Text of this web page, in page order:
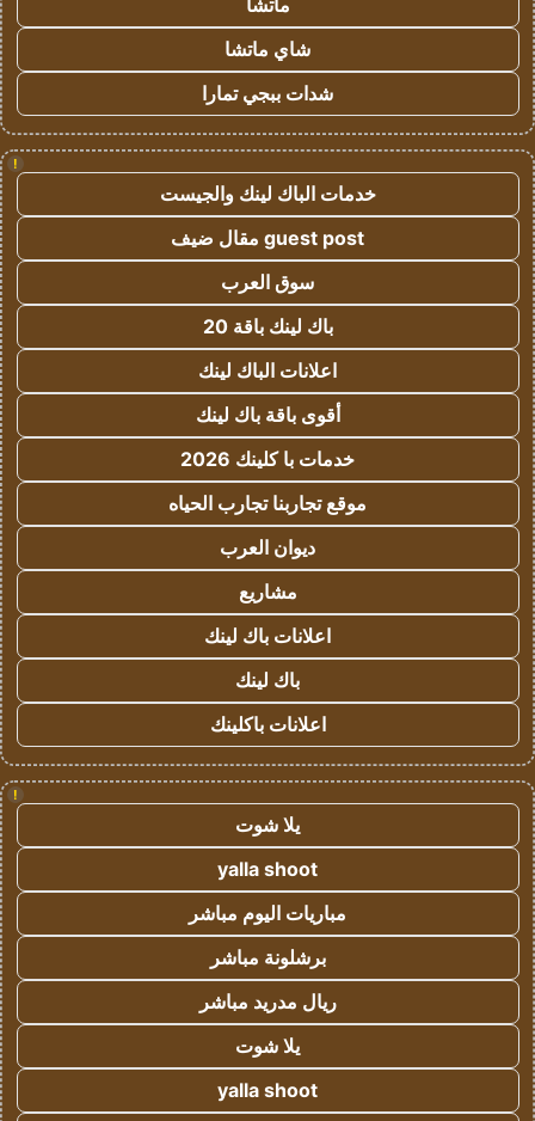
ماتشا
شاي ماتشا
شدات ببجي تمارا
!
خدمات الباك لينك والجيست
guest post مقال ضيف
سوق العرب
باك لينك باقة 20
اعلانات الباك لينك
أقوى باقة باك لينك
خدمات با كلينك 2026
موقع تجاربنا تجارب الحياه
ديوان العرب
مشاريع
اعلانات باك لينك
باك لينك
اعلانات باكلينك
!
يلا شوت
yalla shoot
مباريات اليوم مباشر
برشلونة مباشر
ريال مدريد مباشر
يلا شوت
yalla shoot